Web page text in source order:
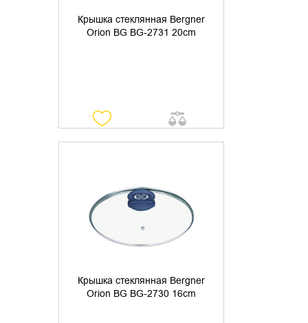
Крышка стеклянная Bergner
Orion BG BG-2731 20cm
Крышка стеклянная Bergner
Orion BG BG-2730 16cm